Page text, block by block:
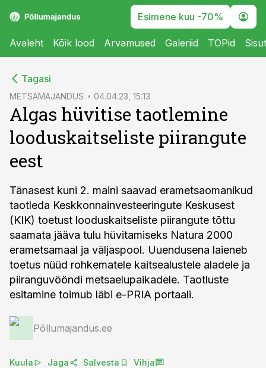
Esimene kuu -70%
Avaleht Kõik lood Arvamused Galeriid TOPid
Tagasi
METSAMAJANDUS 04.04.23, 15:13
Algas hüvitise taotlemine
looduskaitseliste piirangute
eest
Tänasest kuni 2. maini saavad erametsaomanikud
taotleda Keskkonnainvesteeringute Keskusest
(KIK) toetust looduskaitseliste piirangute tõttu
saamata jääva tulu hüvitamiseks Natura 2000
erametsamaal ja väljaspool. Uuendusena laieneb
toetus nüüd rohkematele kaitsealustele aladele ja
piiranguvööndi metsaelupaikadele. Taotluste
esitamine toimub läbi e-PRIA portaali.
Põllumajandus.ee
Kuula Jaga Salvesta Vihja